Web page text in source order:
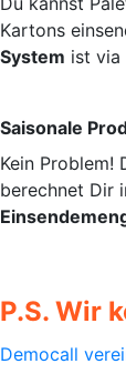
Kartons
System ist via
Saisonale
Kein Problem!
berechnet Dir
P.S. Wir
Democall